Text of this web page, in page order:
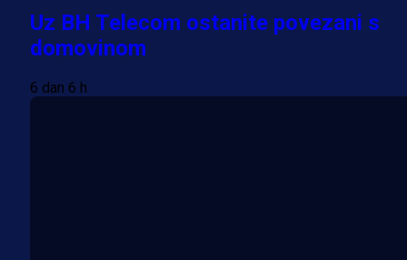
Uz BH Telecom ostanite povezani s
domovinom
6 dan 6 h